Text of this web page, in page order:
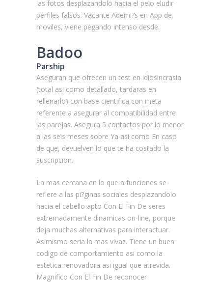
las fotos desplazandolo hacia el pelo eludir
perfiles falsos. Vacante Ademi?s en App de
moviles, viene pegando intenso desde.
Badoo
Parship
Aseguran que ofrecen un test en idiosincrasia
(total asi­ como detallado, tardaras en
rellenarlo) con base cientifica con meta
referente a asegurar al compatibilidad entre
las parejas. Asegura 5 contactos por lo menor
a las seis meses sobre Ya asi­ como En caso
de que, devuelven lo que te ha costado la
suscripcion.
La mas cercana en lo que a funciones se
refiere a las pi?ginas sociales desplazandolo
hacia el cabello apto Con El Fin De seres
extremadamente dinamicas on-line, porque
deja muchas alternativas para interactuar.
Asimismo seri­a la mas vivaz. Tiene un buen
codigo de comportamiento asi­ como la
estetica renovadora asi­ igual que atrevida.
Magnifico Con El Fin De reconocer